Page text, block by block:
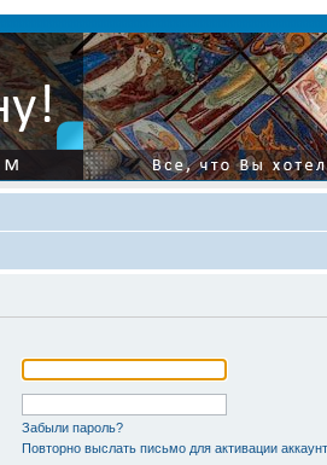
Забыли пароль?
Повторно выслать письмо для активации